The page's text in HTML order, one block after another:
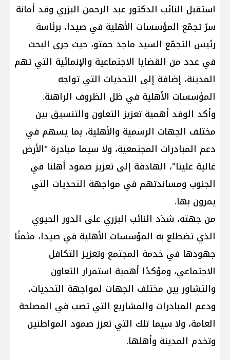
استقبل النائب الدكتور عبد الرحمن البزري وفد أمانة
سرّ تجمّع المؤسسات الأهلية في صيدا، برئاسة
رئيس التجمّع السيد ماجد حمتو، حيث جرى البحث
في عدد من القضايا الاجتماعية والإنمائية التي تهم
المدينة، إضافة إلى التحديات التي تواجه
المؤسسات الأهلية في ظل الظروف الراهنة.
وأكد الوفد أهمية تعزيز التعاون والتنسيق بين
مختلف الجهات الرسمية والأهلية، بما يسهم في
دعم المبادرات المجتمعية، ولا سيما مبادرة "الأرض
غالية علينا"، الهادفة إلى تعزيز صمود أهلنا في
الجنوب ومساندتهم في مواجهة التحديات التي
يمرون بها.
من جهته، شدّد النائب البزري على الدور الحيوي
الذي تضطلع به المؤسسات الأهلية في صيدا، مثمنًا
جهودها في خدمة المجتمع وتعزيز التكافل
الاجتماعي، ومؤكدًا أهمية استمرار التعاون
والتشاور بين مختلف الجهات لمواجهة التحديات،
ودعم المبادرات والمشاريع التي تصب في المصلحة
العامة، ولا سيما تلك التي تعزز صمود المواطنين
وتخدم المدينة وأهلها.